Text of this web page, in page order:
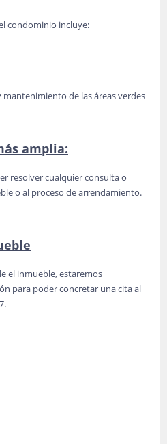
condominio incluye:
de las áreas verdes
amplia:
resolver cualquier consulta o
o al proceso de arrendamiento.
el inmueble, estaremos
para poder concretar una cita al